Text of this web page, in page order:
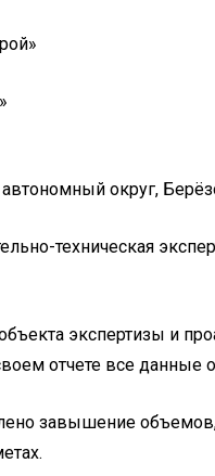
округ,
техническая
экспертизы и
отчете все
завышение